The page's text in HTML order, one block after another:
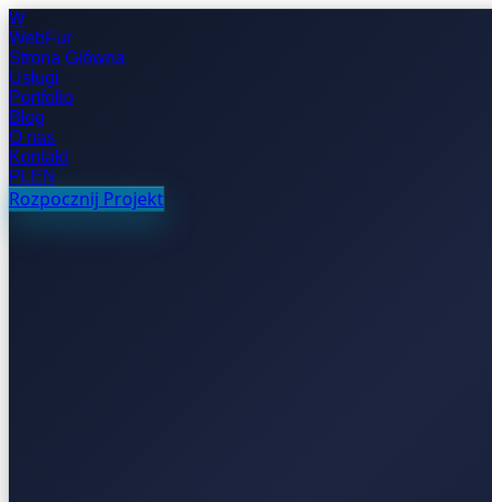
W
WebFur
Strona Główna
Usługi
Portfolio
Blog
O nas
Kontakt
PLEN
Rozpocznij Projekt